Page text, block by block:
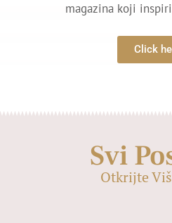
magazina koji
Click
Svi
Otkrijte